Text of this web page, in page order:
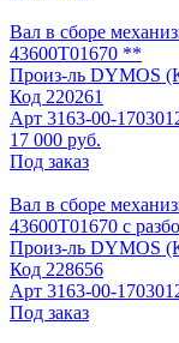
Вал в сборе
43600Т01670 **
Произ-ль DYMOS
Код 220261
Арт 3163-00-
17 000 руб.
Под заказ
Вал в сборе
43600Т01670 с
Произ-ль DYMOS
Код 228656
Арт 3163-00-
Под заказ